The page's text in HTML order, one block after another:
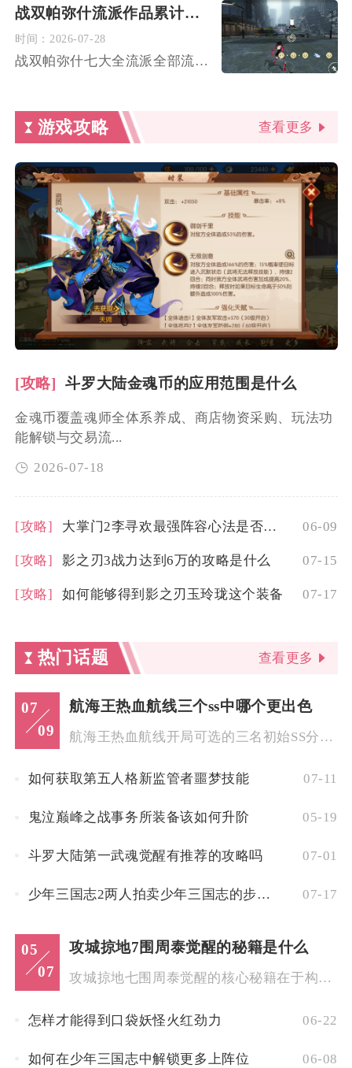
战双帕弥什流派作品累计升级了多少次
时间： 2026-07-28
战双帕弥什七大全流派全部流派作品从零升至满级，累计需要完成7...
游戏攻略 查看更多
[攻略] 斗罗大陆金魂币的应用范围是什么
金魂币覆盖魂师全体系养成、商店物资采购、玩法功
能解锁与交易流...
2026-07-18
[攻略] 大掌门2李寻欢最强阵容心法是否适合新手玩家 06-09
[攻略] 影之刃3战力达到6万的攻略是什么 07-15
[攻略] 如何能够得到影之刃玉玲珑这个装备 07-17
热门话题 查看更多
07
09
航海王热血航线三个ss中哪个更出色
航海王热血航线开局可选的三名初始SS分别为鳄鱼（老沙）、火拳...
如何获取第五人格新监管者噩梦技能 07-11
鬼泣巅峰之战事务所装备该如何升阶 05-19
斗罗大陆第一武魂觉醒有推荐的攻略吗 07-01
少年三国志2两人拍卖少年三国志的步骤是什么 07-17
05
07
攻城掠地7围周泰觉醒的秘籍是什么
攻城掠地七围周泰觉醒的核心秘籍在于构建以“御盾反伤+七围属性...
怎样才能得到口袋妖怪火红劲力 06-22
如何在少年三国志中解锁更多上阵位 06-08